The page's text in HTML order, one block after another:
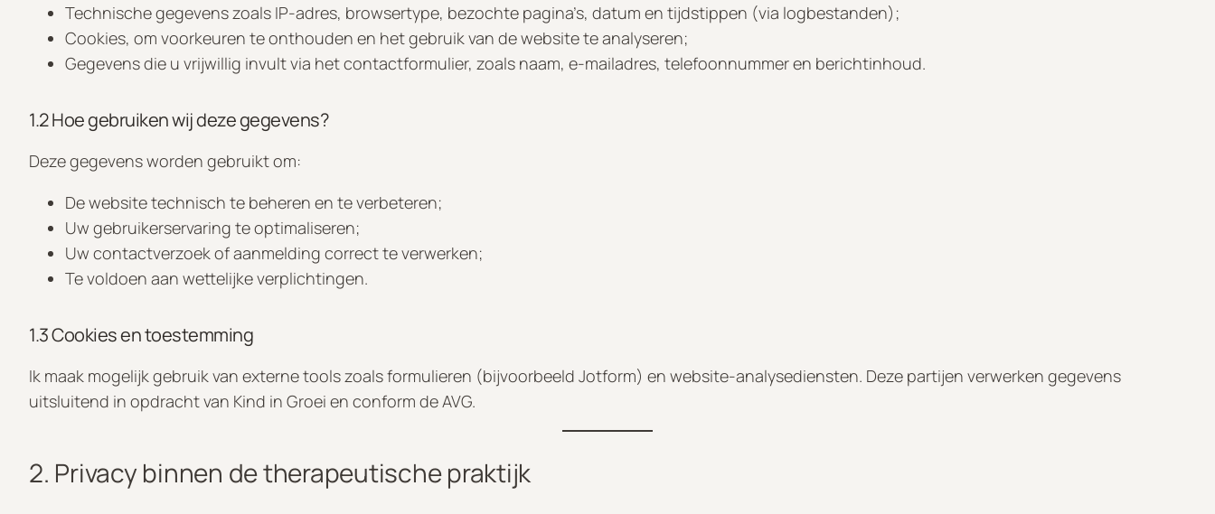
Technische gegevens zoals IP-adres, browsertype, bezochte pagina’s, datum en tijdstippen (via logbestanden);
Cookies, om voorkeuren te onthouden en het gebruik van de website te analyseren;
Gegevens die u vrijwillig invult via het contactformulier, zoals naam, e-mailadres, telefoonnummer en berichtinhoud.
1.2 Hoe gebruiken wij deze gegevens?
Deze gegevens worden gebruikt om:
De website technisch te beheren en te verbeteren;
Uw gebruikerservaring te optimaliseren;
Uw contactverzoek of aanmelding correct te verwerken;
Te voldoen aan wettelijke verplichtingen.
1.3 Cookies en toestemming
Ik maak mogelijk gebruik van externe tools zoals formulieren (bijvoorbeeld Jotform) en website-analysediensten. Deze partijen verwerken gegevens
uitsluitend in opdracht van Kind in Groei en conform de AVG.
2. Privacy binnen de therapeutische praktijk